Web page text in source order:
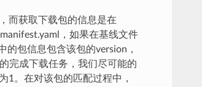
而获取下载包的信息是在
，如果在基线文件
包信息包含该包的version，
完成下载任务，我们尽可能的
1。在对该包的匹配过程中，